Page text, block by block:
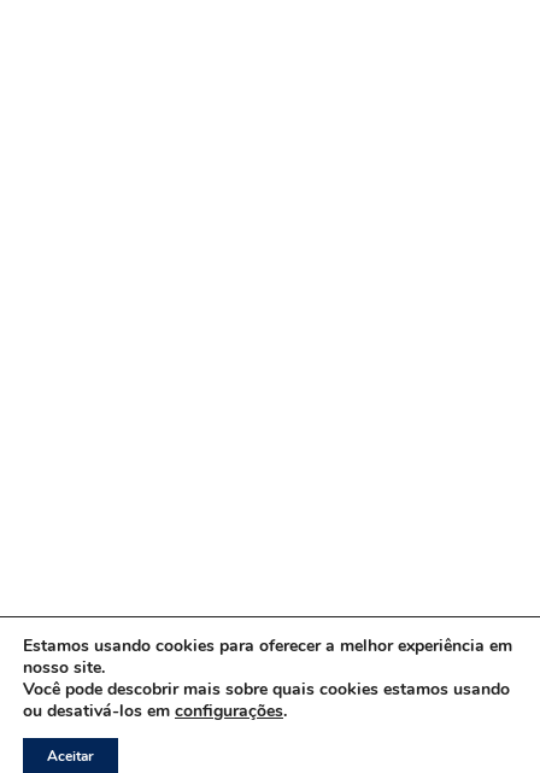
Copyright © 2026 www.ACORDA DF
Estamos usando cookies para oferecer a melhor experiência em
nosso site.
Você pode descobrir mais sobre quais cookies estamos usando
ou desativá-los em configurações.
Aceitar